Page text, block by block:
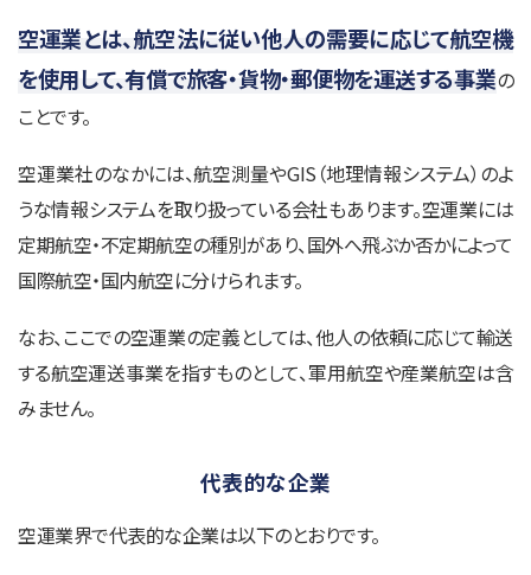
空運業とは、航空法に従い他人の需要に応じて航空機
を使用して、有償で旅客・貨物・郵便物を運送する事業の
ことです。
空運業社のなかには、航空測量やGIS（地理情報システム）のよ
うな情報システムを取り扱っている会社もあります。空運業には
定期航空・不定期航空の種別があり、国外へ飛ぶか否かによって
国際航空・国内航空に分けられます。
なお、ここでの空運業の定義としては、他人の依頼に応じて輸送
する航空運送事業を指すものとして、軍用航空や産業航空は含
みません。
代表的な企業
空運業界で代表的な企業は以下のとおりです。